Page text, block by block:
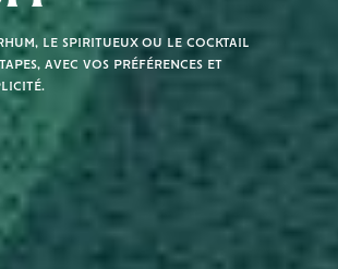
le spiritueux ou le cocktail
avec vos préférences et